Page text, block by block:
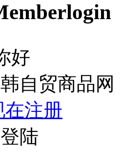
login
好
自贸商品网
在注册
陆